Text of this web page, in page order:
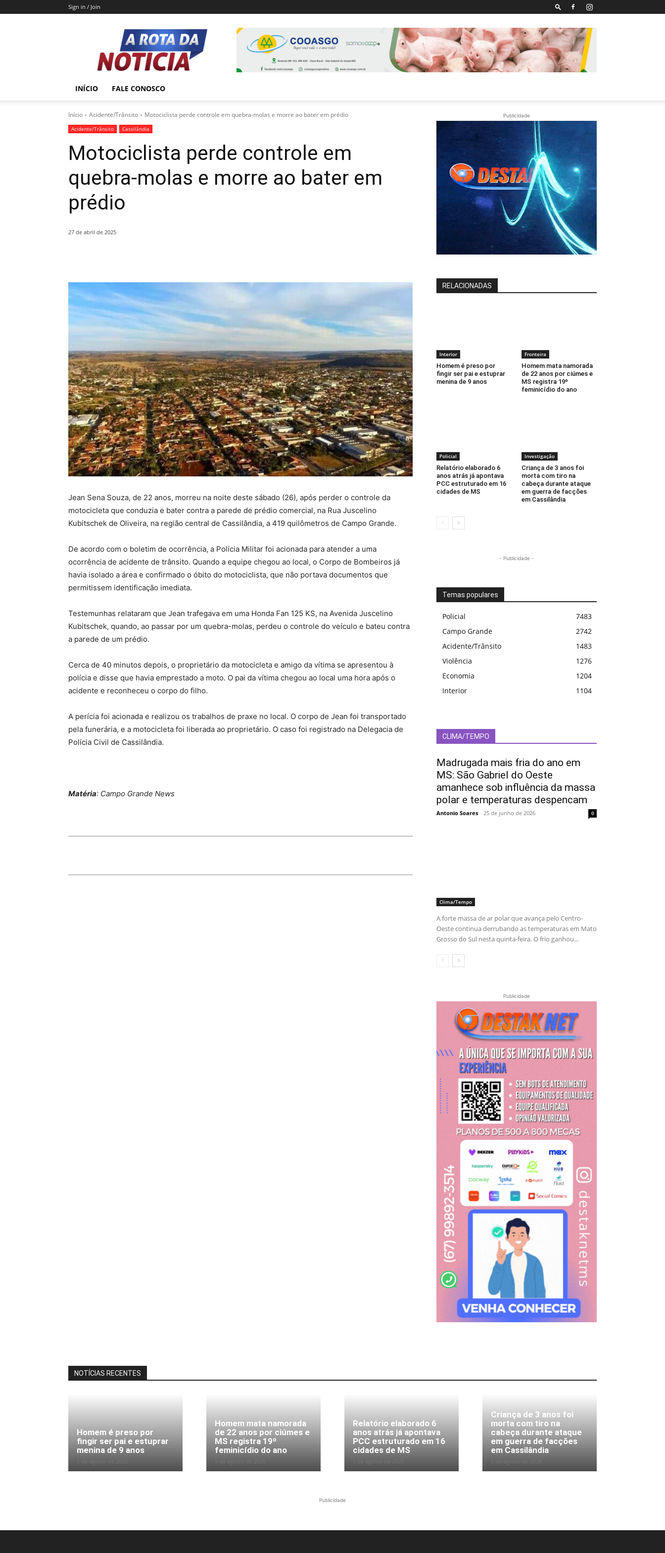
Sign in / Join
A
Rota
da
Notícia
INÍCIO FALE CONOSCO
Início Acidente/Trânsito Motociclista perde controle em quebra-molas e morre ao bater em prédio
Acidente/Trânsito Cassilândia
Motociclista perde controle em
quebra-molas e morre ao bater em
prédio
27 de abril de 2025
Jean Sena Souza, de 22 anos, morreu na noite deste sábado (26), após perder o controle da
motocicleta que conduzia e bater contra a parede de prédio comercial, na Rua Juscelino
Kubitschek de Oliveira, na região central de Cassilândia, a 419 quilômetros de Campo Grande.
De acordo com o boletim de ocorrência, a Polícia Militar foi acionada para atender a uma
ocorrência de acidente de trânsito. Quando a equipe chegou ao local, o Corpo de Bombeiros já
havia isolado a área e confirmado o óbito do motociclista, que não portava documentos que
permitissem identificação imediata.
Testemunhas relataram que Jean trafegava em uma Honda Fan 125 KS, na Avenida Juscelino
Kubitschek, quando, ao passar por um quebra-molas, perdeu o controle do veículo e bateu contra
a parede de um prédio.
Cerca de 40 minutos depois, o proprietário da motocicleta e amigo da vítima se apresentou à
polícia e disse que havia emprestado a moto. O pai da vítima chegou ao local uma hora após o
acidente e reconheceu o corpo do filho.
A perícia foi acionada e realizou os trabalhos de praxe no local. O corpo de Jean foi transportado
pela funerária, e a motocicleta foi liberada ao proprietário. O caso foi registrado na Delegacia de
Polícia Civil de Cassilândia.
Matéria: Campo Grande News
Publicidade
RELACIONADAS
Interior
Homem é preso por
fingir ser pai e estuprar
menina de 9 anos
Fronteira
Homem mata namorada
de 22 anos por ciúmes e
MS registra 19º
feminicídio do ano
Policial
Relatório elaborado 6
anos atrás já apontava
PCC estruturado em 16
cidades de MS
Investigação
Criança de 3 anos foi
morta com tiro na
cabeça durante ataque
em guerra de facções
em Cassilândia
- Publicidade -
Temas populares
Policial
7483
Campo Grande
2742
Acidente/Trânsito
1483
Violência
1276
Economia
1204
Interior
1104
CLIMA/TEMPO
Madrugada mais fria do ano em
MS: São Gabriel do Oeste
amanhece sob influência da massa
polar e temperaturas despencam
Antonio Soares - 25 de junho de 2026 0
Clima/Tempo
A forte massa de ar polar que avança pelo Centro-
Oeste continua derrubando as temperaturas em Mato
Grosso do Sul nesta quinta-feira. O frio ganhou...
Publicidade
NOTÍCIAS RECENTES
Homem é preso por
fingir ser pai e estuprar
menina de 9 anos
Homem mata namorada
de 22 anos por ciúmes e
MS registra 19º
feminicídio do ano
Relatório elaborado 6
anos atrás já apontava
PCC estruturado em 16
cidades de MS
Criança de 3 anos foi
morta com tiro na
cabeça durante ataque
em guerra de facções
em Cassilândia
Publicidade